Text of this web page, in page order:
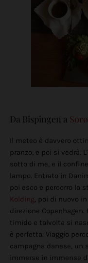
Da Bispingen a Sorø
Il meteo è davvero
pranzo, e poi si vedrà.
sotto di me, e il
lampo. Entrato in
poi esco e percorro la
Kolding, poi di nuovo
direzione
timido e talvolta si
è perfetta. Viaggio
campagna danese, un
immerse in immense